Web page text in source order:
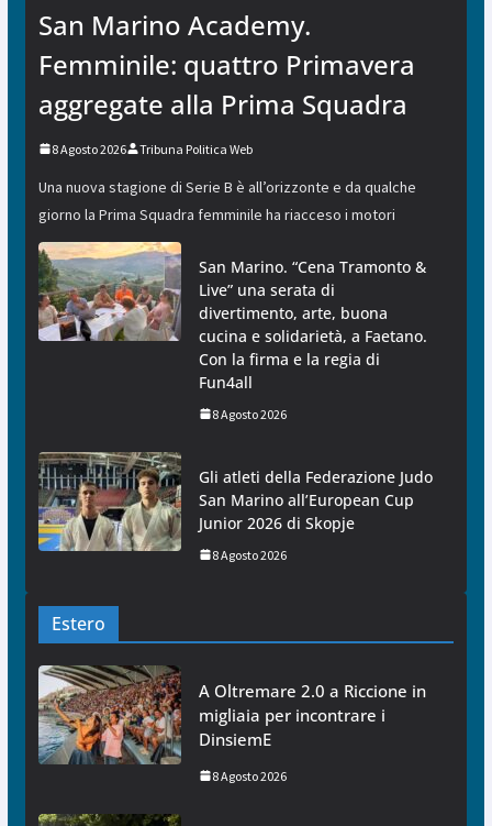
San Marino Academy.
Femminile: quattro Primavera
aggregate alla Prima Squadra
8 Agosto 2026 Tribuna Politica Web
Una nuova stagione di Serie B è all’orizzonte e da qualche
giorno la Prima Squadra femminile ha riacceso i motori
San Marino. “Cena Tramonto &
Live” una serata di
divertimento, arte, buona
cucina e solidarietà, a Faetano.
Con la firma e la regia di
Fun4all
8 Agosto 2026
Gli atleti della Federazione Judo
San Marino all’European Cup
Junior 2026 di Skopje
8 Agosto 2026
Estero
A Oltremare 2.0 a Riccione in
migliaia per incontrare i
DinsiemE
8 Agosto 2026